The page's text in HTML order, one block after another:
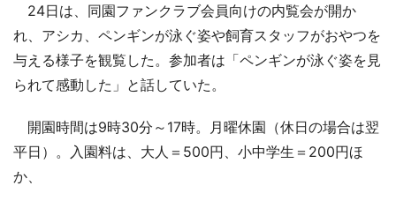
24日は、同園ファンクラブ会員向けの内覧会が開か
れ、アシカ、ペンギンが泳ぐ姿や飼育スタッフがおやつを
与える様子を観覧した。参加者は「ペンギンが泳ぐ姿を見
られて感動した」と話していた。
開園時間は9時30分～17時。月曜休園（休日の場合は翌
平日）。入園料は、大人＝500円、小中学生＝200円ほ
か、